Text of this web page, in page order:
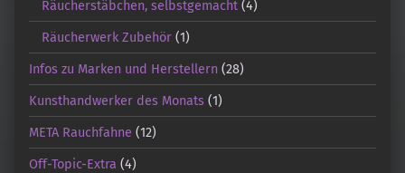
Räucherstäbchen, selbstgemacht (4)
Räucherwerk Zubehör (1)
Infos zu Marken und Herstellern (28)
Kunsthandwerker des Monats (1)
META Rauchfahne (12)
Off-Topic-Extra (4)